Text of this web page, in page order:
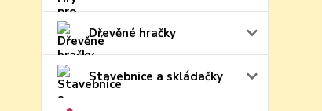
Dřevěné hračky
Stavebnice a skládačky